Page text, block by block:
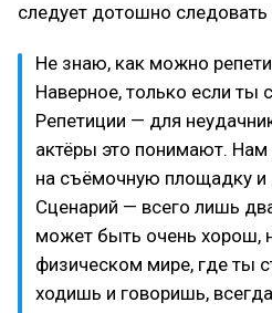
следует дотошно
Не знаю, как можно
Наверное, только если ты
Репетиции — для
актёры это понимают. Нам
на съёмочную площадку и
Сценарий — всего лишь
может быть очень хорош,
физическом мире, где ты
ходишь и говоришь,